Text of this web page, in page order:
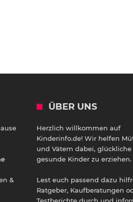
&
ÜBER UNS
Herzlich willkommen auf
Kinderinfo.de! Wir helfen
und Vätern dabei,
gesunde Kinder zu erziehen.
Lest euch passend dazu
Ratgeber, Kaufberatungen
Testberichte durch und